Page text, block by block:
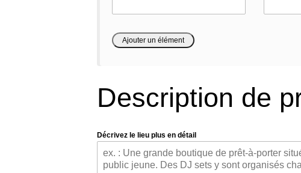
Description de
Décrivez le lieu plus en détail